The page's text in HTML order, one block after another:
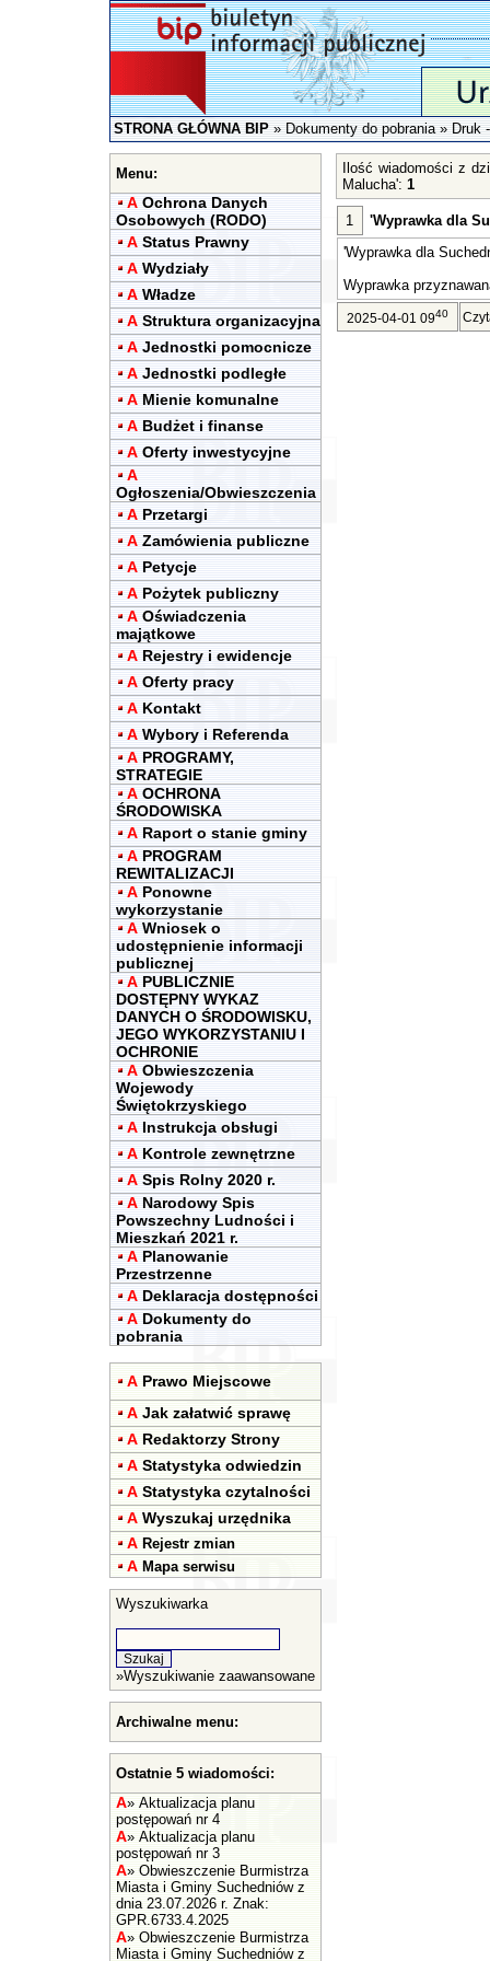
STRONA GŁÓWNA BIP»Dokumenty do pobrania»Druk
Menu:
A Ochrona Danych
Osobowych (RODO)
A Status Prawny
A Wydziały
A Władze
A Struktura organizacyjna
A Jednostki pomocnicze
A Jednostki podległe
A Mienie komunalne
A Budżet i finanse
A Oferty inwestycyjne
A
Ogłoszenia/Obwieszczenia
A Przetargi
A Zamówienia publiczne
A Petycje
A Pożytek publiczny
A Oświadczenia
majątkowe
A Rejestry i ewidencje
A Oferty pracy
A Kontakt
A Wybory i Referenda
A PROGRAMY,
STRATEGIE
A OCHRONA
ŚRODOWISKA
A Raport o stanie gminy
A PROGRAM
REWITALIZACJI
A Ponowne
wykorzystanie
A Wniosek o
udostępnienie informacji
publicznej
A PUBLICZNIE
DOSTĘPNY WYKAZ
DANYCH O ŚRODOWISKU,
JEGO WYKORZYSTANIU I
OCHRONIE
A Obwieszczenia
Wojewody
Świętokrzyskiego
A Instrukcja obsługi
A Kontrole zewnętrzne
A Spis Rolny 2020 r.
A Narodowy Spis
Powszechny Ludności i
Mieszkań 2021 r.
A Planowanie
Przestrzenne
A Deklaracja dostępności
A Dokumenty do
pobrania
A Prawo Miejscowe
A Jak załatwić sprawę
A Redaktorzy Strony
A Statystyka odwiedzin
A Statystyka czytalności
A Wyszukaj urzędnika
A Rejestr zmian
A Mapa serwisu
Wyszukiwarka
»Wyszukiwanie zaawansowane
Archiwalne menu:
Ostatnie 5 wiadomości:
A» Aktualizacja planu
postępowań nr 4
A» Aktualizacja planu
postępowań nr 3
A» Obwieszczenie Burmistrza
Miasta i Gminy Suchedniów z
dnia 23.07.2026 r. Znak:
GPR.6733.4.2025
A» Obwieszczenie Burmistrza
Miasta i Gminy Suchedniów z
Ilość wiadomości z
Malucha': 1
1
'Wyprawka dla
'Wyprawka dla
Wyprawka
2025-04-01 0940